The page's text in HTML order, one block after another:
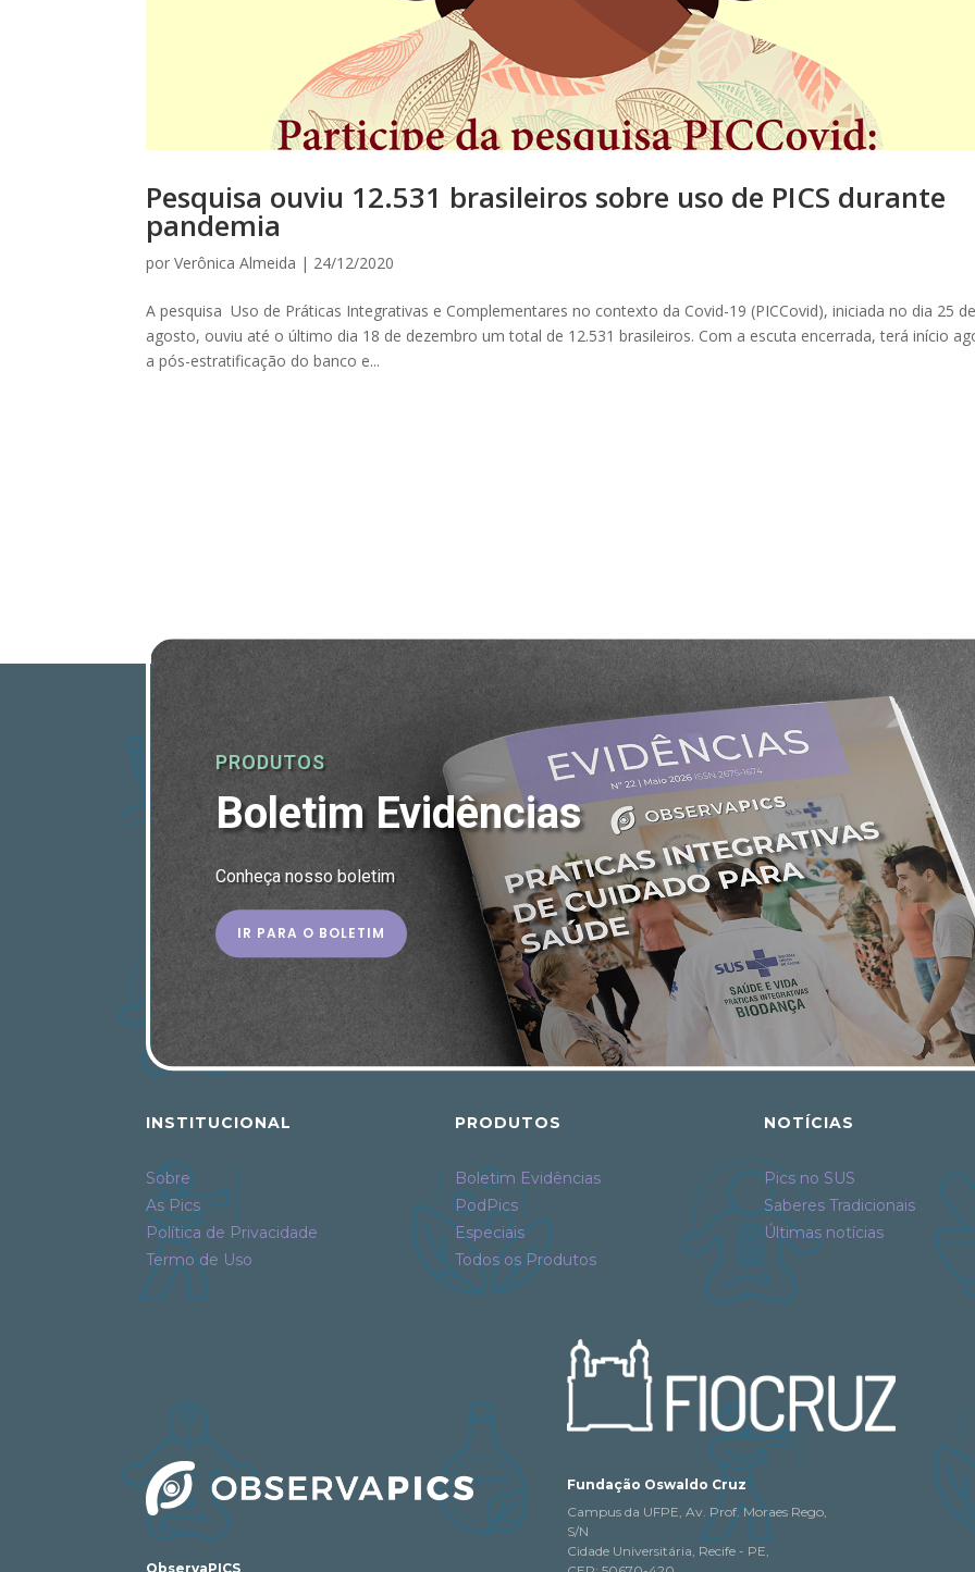
Pesquisa ouviu 12.531 brasileiros sobre uso de PICS durante
pandemia
porVerônica Almeida | 24/12/2020
A pesquisa Uso de Práticas Integrativas e Complementares no contexto da Covid-19 (PICCovid), iniciada no dia 25
agosto, ouviu até o último dia 18 de dezembro um total de 12.531 brasileiros. Com a escuta encerrada, terá início
a pós-estratificação do banco e...
PRODUTOS
Boletim Evidências
Conheça nosso boletim
IR PARA O BOLETIM
INSTITUCIONAL
Sobre
As Pics
Política de Privacidade
Termo de Uso
PRODUTOS
Boletim Evidências
PodPics
Especiais
Todos os Produtos
NOTÍCIAS
Pics no SUS
Saberes Tradicionais
Últimas notícias
ObservaPICS
Fundação Oswaldo Cruz
Campus da UFPE, Av. Prof. Moraes Rego,
S/N
Cidade Universitária, Recife - PE,